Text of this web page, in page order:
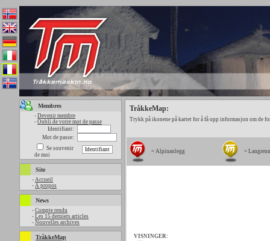
Membres
- Devenir membre
- Oubli de votre mot de passe
Identifiant:
Mot de passe:
Se souvenir
de moi
Site
- Accueil
- A propos
News
- Compte rendu
- Les 15 derniers articles
- Nouvelles archives
TråkkeMap
TråkkeMap:
Trykk på ikonene på kartet for å få opp informasjon om de
= Alpinanlegg =